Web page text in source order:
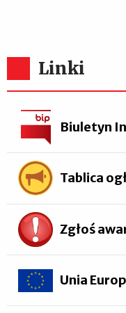
Linki
Biuletyn
Tablica
Zgłoś
Unia